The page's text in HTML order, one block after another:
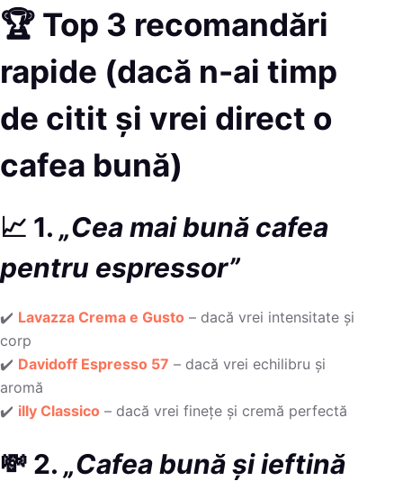
🏆 Top 3 recomandări
rapide (dacă n-ai timp
de citit și vrei direct o
cafea bună)
📈 1. „Cea mai bună cafea
pentru espressor”
✔️ Lavazza Crema e Gusto – dacă vrei intensitate și
corp
✔️ Davidoff Espresso 57 – dacă vrei echilibru și
aromă
✔️ illy Classico – dacă vrei finețe și cremă perfectă
💸 2. „Cafea bună și ieftină